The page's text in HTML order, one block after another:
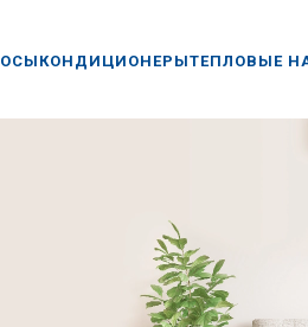
КОНДИЦИОНЕРЫТЕПЛОВЫЕ